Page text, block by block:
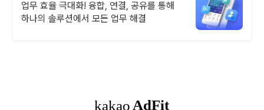
스 플랫폼
업무 효율 극대화! 융합, 연결, 공유를 통해
하나의 솔루션에서 모든 업무 해결